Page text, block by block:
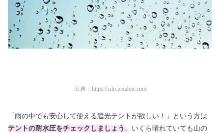
出典： https://cdn.pixabay.com
「雨の中でも安心して使える遮光テントが欲しい！」という方は
テントの耐水圧をチェックしましょう 。いくら晴れていても山の